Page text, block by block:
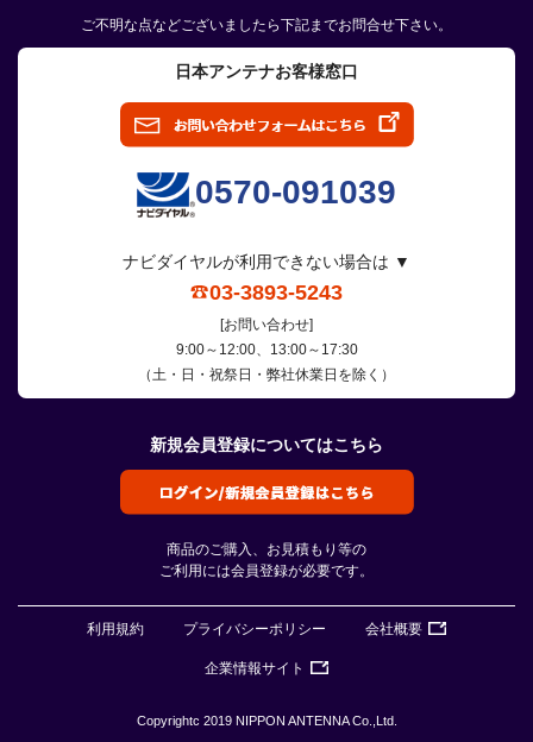
ご不明な点などございましたら下記までお問合せ下さい。
日本アンテナお客様窓口
0570-091039
ナビダイヤルが利用できない場合は ▼
03-3893-5243
[お問い合わせ]
9:00～12:00、13:00～17:30
（土・日・祝祭日・弊社休業日を除く）
新規会員登録についてはこちら
商品のご購入、お見積もり等の
ご利用には会員登録が必要です。
利用規約 プライバシーポリシー 会社概要
企業情報サイト
Copyrightc 2019 NIPPON ANTENNA Co.,Ltd.